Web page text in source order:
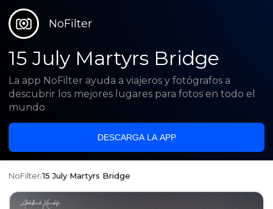
NoFilter
15 July Martyrs Bridge
La app NoFilter ayuda a viajeros y fotógrafos a
descubrir los mejores lugares para fotos en todo el
mundo
DESCARGA LA APP
NoFilter/15 July Martyrs Bridge